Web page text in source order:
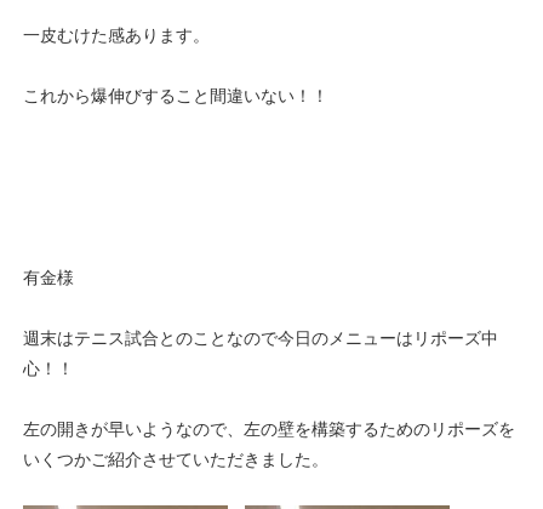
一皮むけた感あります。
これから爆伸びすること間違いない！！
有金様
週末はテニス試合とのことなので今日のメニューはリポーズ中
心！！
左の開きが早いようなので、左の壁を構築するためのリポーズを
いくつかご紹介させていただきました。